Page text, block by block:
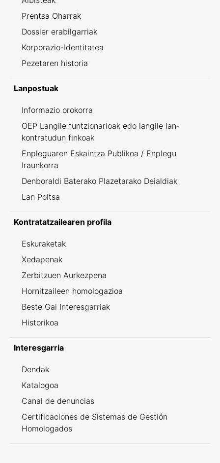
Prentsa Oharrak
Dossier erabilgarriak
Korporazio-Identitatea
Pezetaren historia
Lanpostuak
Informazio orokorra
OEP Langile funtzionarioak edo langile lan-
kontratudun finkoak
Enpleguaren Eskaintza Publikoa / Enplegu
Iraunkorra
Denboraldi Baterako Plazetarako Deialdiak
Lan Poltsa
Kontratatzailearen profila
Eskuraketak
Xedapenak
Zerbitzuen Aurkezpena
Hornitzaileen homologazioa
Beste Gai Interesgarriak
Historikoa
Interesgarria
Dendak
Katalogoa
Canal de denuncias
Certificaciones de Sistemas de Gestión
Homologados